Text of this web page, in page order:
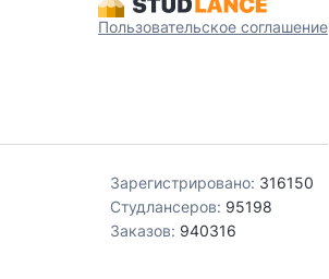
Пользовательское соглашение
Зарегистрировано: 316150
Студлансеров: 95198
Заказов: 940316